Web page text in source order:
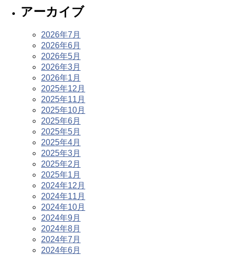
アーカイブ
2026年7月
2026年6月
2026年5月
2026年3月
2026年1月
2025年12月
2025年11月
2025年10月
2025年6月
2025年5月
2025年4月
2025年3月
2025年2月
2025年1月
2024年12月
2024年11月
2024年10月
2024年9月
2024年8月
2024年7月
2024年6月